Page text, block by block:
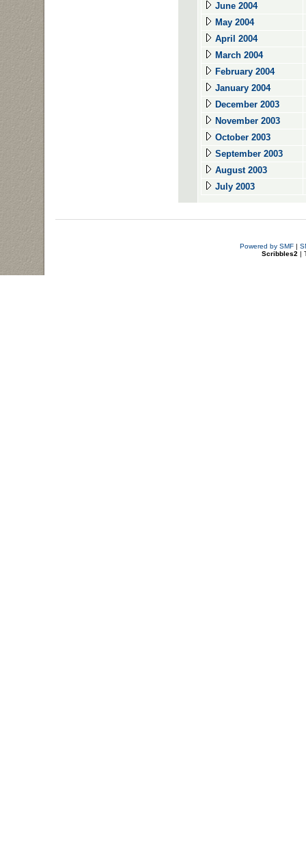
June 2004
May 2004
April 2004
March 2004
February 2004
January 2004
December 2003
November 2003
October 2003
September 2003
August 2003
July 2003
Powered by SMF|
Scribbles2 |